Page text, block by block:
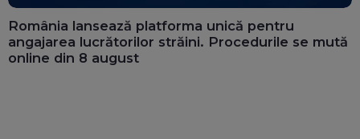
România lansează platforma unică pentru
angajarea lucrătorilor străini. Procedurile se mută
online din 8 august